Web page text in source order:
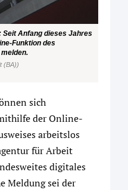
Seit Anfang dieses Jahres
Funktion des
(BA))
sich
der Online-
arbeitslos
für Arbeit
digitales
Meldung sei der